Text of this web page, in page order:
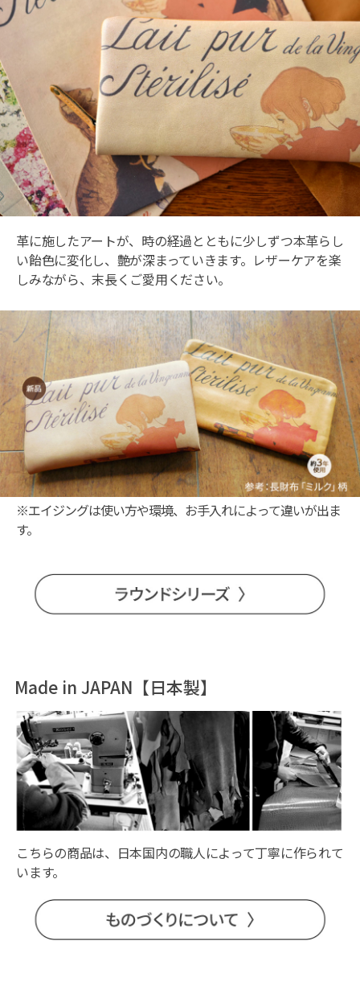
革に施したアートが、時の経過とともに少しずつ本革らし
い飴色に変化し、艶が深まっていきます。レザーケアを楽
しみながら、末長くご愛用ください。
※エイジングは使い方や環境、お手入れによって違いが出ま
す。
Made in JAPAN【日本製】
こちらの商品は、日本国内の職人によって丁寧に作られて
います。